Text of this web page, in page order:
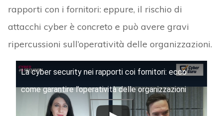
rapporti con i fornitori: eppure, il rischio di
attacchi cyber è concreto e può avere gravi
ripercussioni sull’operatività delle organizzazioni.
La cyber security nei rapporti coi fornitori: ecco
come garantire l’operatività delle organizzazioni